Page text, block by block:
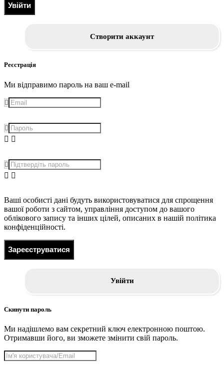
Увійти
Створити аккаунт
Реєстрація
Ми відправимо пароль на ваш e-mail
Ваші особисті дані будуть використовуватися для спрощення
вашої роботи з сайтом, управління доступом до вашого
облікового запису та інших цілей, описаних в нашій політика
конфіденційності.
Зареєструватися
Увійти
Скинути пароль
Ми надішлемо вам секретний ключ електронною поштою.
Отримавши його, ви зможете змінити свій пароль.